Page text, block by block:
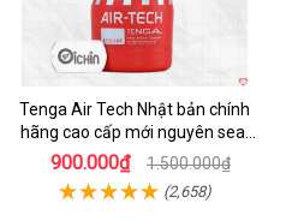
Tenga Air Tech Nhật bản chính
hãng cao cấp mới nguyên seal
giá tốt
900.000₫ 1.500.000₫
(2,658)